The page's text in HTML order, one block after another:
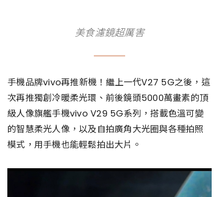
美食濾鏡超厲害
手機品牌vivo再推新機！繼上一代V27 5G之後，這
次再推獨創冷暖柔光環、前後鏡頭5000萬畫素的頂
級人像旗艦手機vivo V29 5G系列，搭載色溫可變
的智慧柔光人像，以及自拍廣角大光圈與各種拍照
模式，用手機也能輕鬆拍出大片。